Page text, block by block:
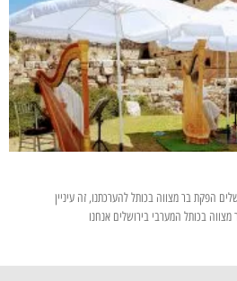
הפקת בר מצווה בכותל להערכתנו, זה עיניין
בכותל המערבי בירושלים אנחנו